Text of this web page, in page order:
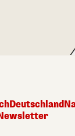
Deutschland